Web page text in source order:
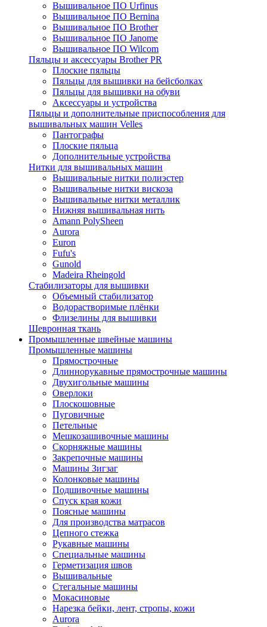
Вышивальное ПО Urfinus
Вышивальное ПО Bernina
Вышивальное ПО Brother
Вышивальное ПО Janome
Вышивальное ПО Wilcom
Пяльцы и аксессуары Brother PR
Плоские пяльцы
Пяльцы для вышивки на бейсболках
Пяльцы для вышивки на обуви
Аксессуары и устройства
Пяльцы и дополнительные приспособления для
вышивальных машин Velles
Пантографы
Плоские пяльца
Дополнительные устройства
Нитки для вышивальных машин
Вышивальные нитки полиэстер
Вышивальные нитки вискоза
Вышивальные нитки металлик
Нижняя вышивальная нить
Amann PolySheen
Aurora
Euron
Fufu's
Gunold
Madeira Rheingold
Стабилизаторы для вышивки
Объемный стабилизатор
Водорастворимые плёнки
Флизелины для вышивки
Шевронная ткань
Промышленные швейные машины
Промышленные машины
Прямострочные
Длиннорукавные прямострочные машины
Двухигольные машины
Оверлоки
Плоскошовные
Пуговичные
Петельные
Мешкозашивочные машины
Скорняжные машины
Закрепочные машины
Машины Зигзаг
Колонковые машины
Подшивочные машины
Спуск края кожи
Поясные машины
Для производства матрасов
Цепного стежка
Рукавные машины
Специальные машины
Герметизация швов
Вышивальные
Стегальные машины
Мокасиновые
Нарезка бейки, лент, стропы, кожи
Aurora